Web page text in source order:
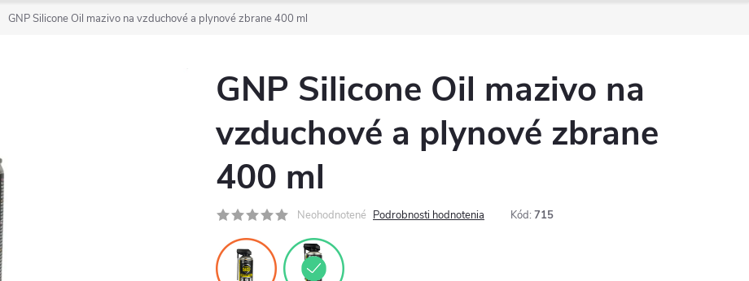
GNP Silicone Oil mazivo na vzduchové a plynové zbrane 400 ml
GNP Silicone Oil mazivo na
vzduchové a plynové zbrane
400 ml
Neohodnotené Podrobnosti hodnotenia Kód: 715